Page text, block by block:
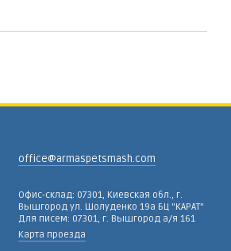
office@armaspetsmash.com
Офис-склад: 07301, Киевская обл., г.
Вышгород ул. Шолуденко 19а БЦ "КАРАТ"
Для писем: 07301, г. Вышгород а/я 161
Карта проезда